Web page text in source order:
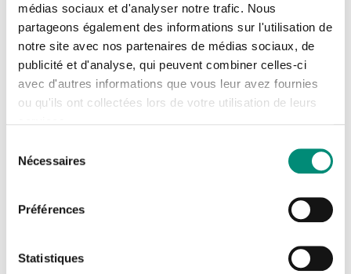
médias sociaux et d'analyser notre trafic. Nous
partageons également des informations sur l'utilisation de
notre site avec nos partenaires de médias sociaux, de
publicité et d'analyse, qui peuvent combiner celles-ci
avec d'autres informations que vous leur avez fournies
ou qu'ils ont collectées lors de votre utilisation de leurs
Nécessaires
Préférences
Statistiques
travail sur la restauration des lacs SIL , avec une
volonté d'impliquer un public plus large, notamment des
pays du Sud.
Pour en savoir plus sur la nature des thématiques
les publications éditées à l'issue des deux premiers
Numéro spécial de la revue scientifique
Aquatic Sciences"
Se connecter
J'ai déjà un compte
Adresse email *